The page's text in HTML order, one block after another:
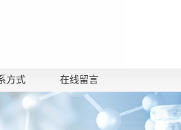
方式 在线留言